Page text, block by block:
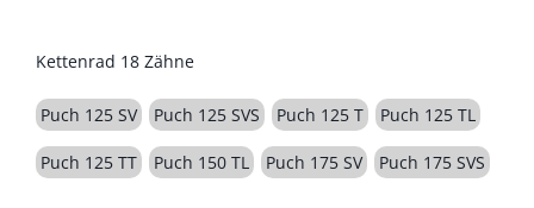
Kettenrad 18 Zähne
Puch 125 SV Puch 125 SVS Puch 125 T Puch 125 TL
Puch 125 TT Puch 150 TL Puch 175 SV Puch 175 SVS